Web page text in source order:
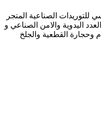
للتوريدات الصناعية المتجر
اليدوية والامن الصناعي و
وحجارة القطعية والجلخ